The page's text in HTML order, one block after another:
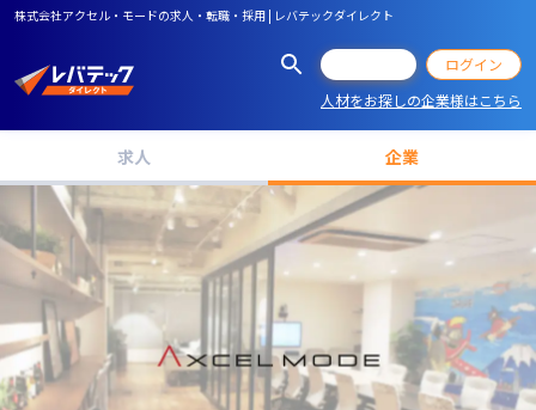
株式会社アクセル・モードの求人・転職・採用 | レバテックダイレクト
ログイン
人材をお探しの企業様はこちら
求人 企業